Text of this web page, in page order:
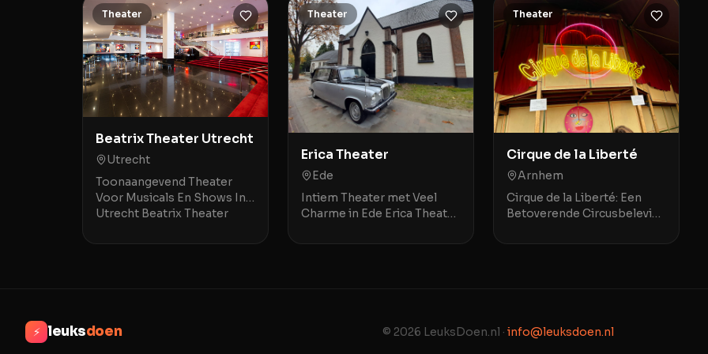
Theater
Beatrix Theater Utrecht
Utrecht
Toonaangevend Theater
Voor Musicals En Shows In
Utrecht Beatrix Theater
Jaarbeursplein 6A, op een
Theater
Erica Theater
Ede
Intiem Theater met Veel
Charme in Ede Erica Theater
ervaring in een sfeervolle,
Theater
Cirque de la Liberté
Arnhem
Cirque de la Liberté: Een
Betoverende Circusbeleving
Liberté in Arnhem
⚡ leuksdoen © 2026 LeuksDoen.nl · info@leuksdoen.nl